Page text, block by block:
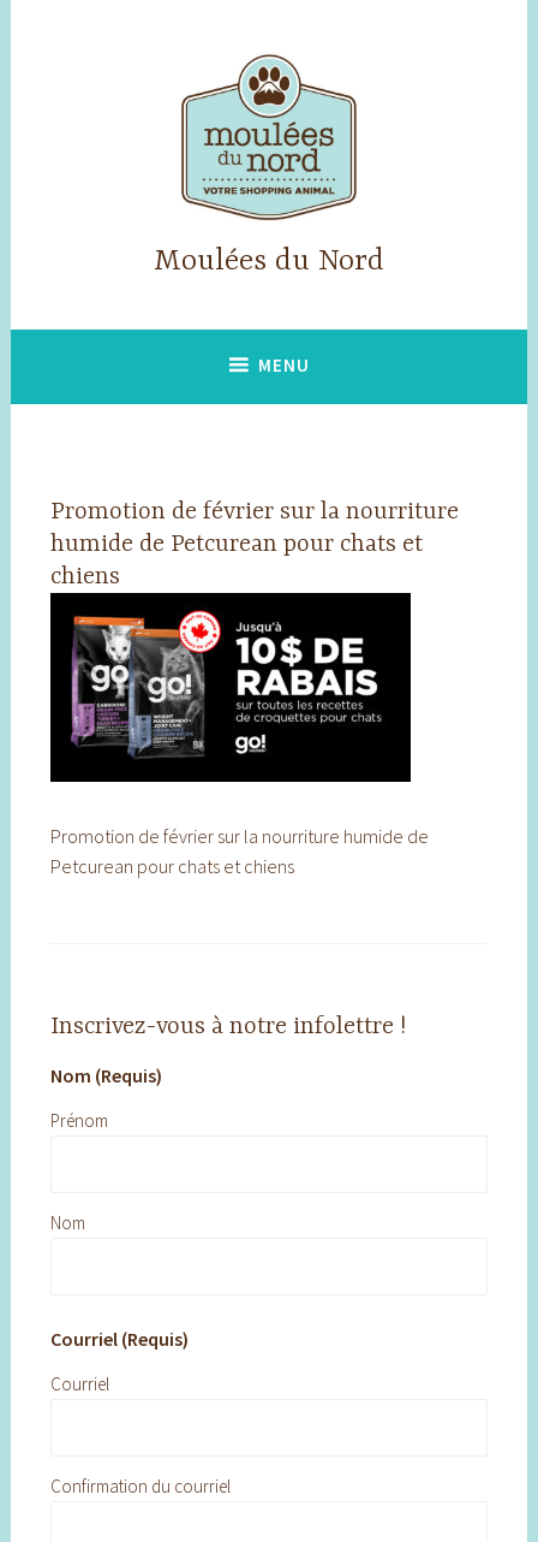
Moulées du Nord
MENU
Promotion de février sur la nourriture
humide de Petcurean pour chats et
chiens
Promotion de février sur la nourriture humide de
Petcurean pour chats et chiens
Inscrivez-vous à notre infolettre !
Nom (Requis)
Prénom
Nom
Courriel (Requis)
Courriel
Confirmation du courriel